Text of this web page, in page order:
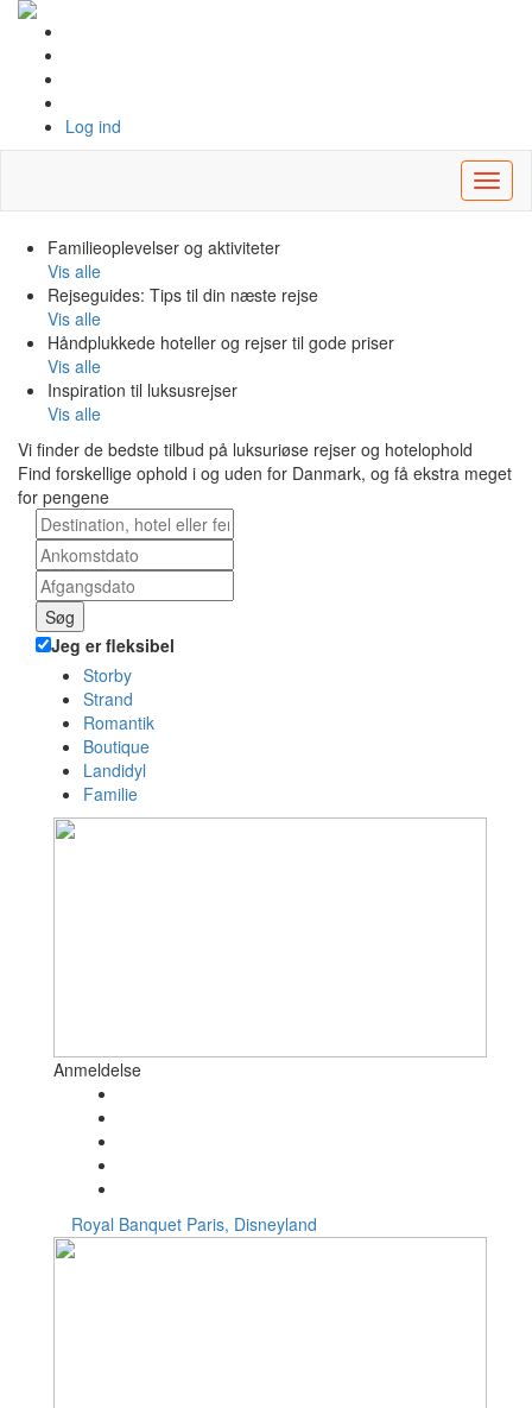
Log ind
Familieoplevelser og aktiviteter
Vis alle
Rejseguides: Tips til din næste rejse
Vis alle
Håndplukkede hoteller og rejser til gode priser
Vis alle
Inspiration til luksusrejser
Vis alle
Vi finder de bedste tilbud på luksuriøse rejser og hotelophold
Find forskellige ophold i og uden for Danmark, og få ekstra meget
for pengene
Søg
Jeg er fleksibel
Storby
Strand
Romantik
Boutique
Landidyl
Familie
Anmeldelse
Royal Banquet Paris, Disneyland